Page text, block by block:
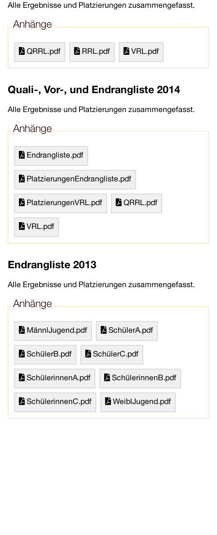
Alle Ergebnisse und Platzierungen zusammengefasst.
Anhänge
QRRL.pdf RRL.pdf VRL.pdf
Quali-, Vor-, und Endrangliste 2014
Alle Ergebnisse und Platzierungen zusammengefasst.
Anhänge
Endrangliste.pdf
PlatzierungenEndrangliste.pdf
PlatzierungenVRL.pdf QRRL.pdf
VRL.pdf
Endrangliste 2013
Alle Ergebnisse und Platzierungen zusammengefasst.
Anhänge
MännlJugend.pdf SchülerA.pdf
SchülerB.pdf SchülerC.pdf
SchülerinnenA.pdf SchülerinnenB.pdf
SchülerinnenC.pdf WeiblJugend.pdf